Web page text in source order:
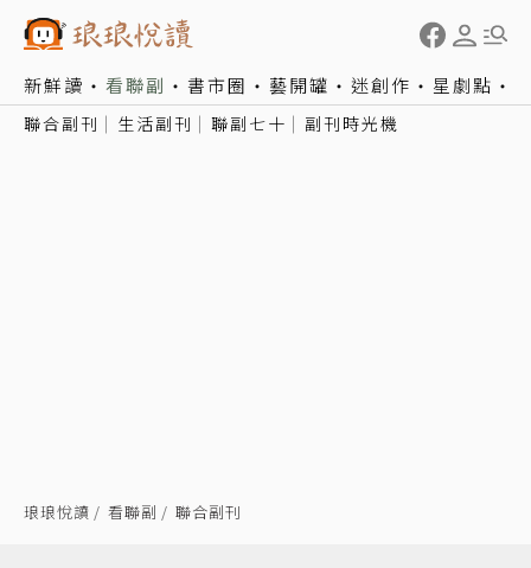
新鮮讀 看聯副 書市圈 藝開罐 迷創作 星劇點
聯合副刊 生活副刊 聯副七十 副刊時光機
琅琅悅讀 看聯副 聯合副刊